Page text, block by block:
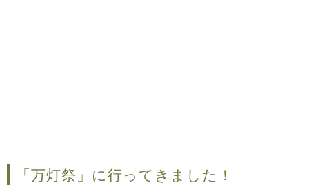
「万灯祭」に行ってきました！